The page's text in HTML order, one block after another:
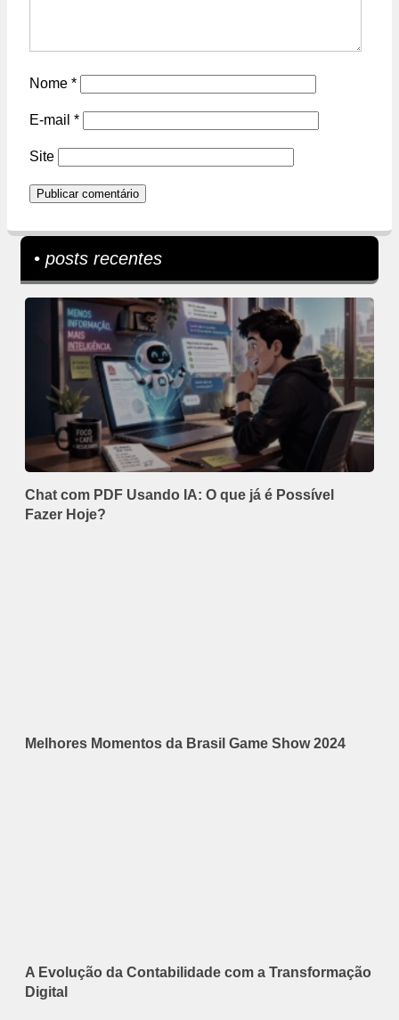
Nome *
E-mail *
Site
• posts recentes
Chat com PDF Usando IA: O que já é Possível
Fazer Hoje?
Melhores Momentos da Brasil Game Show 2024
A Evolução da Contabilidade com a Transformação
Digital